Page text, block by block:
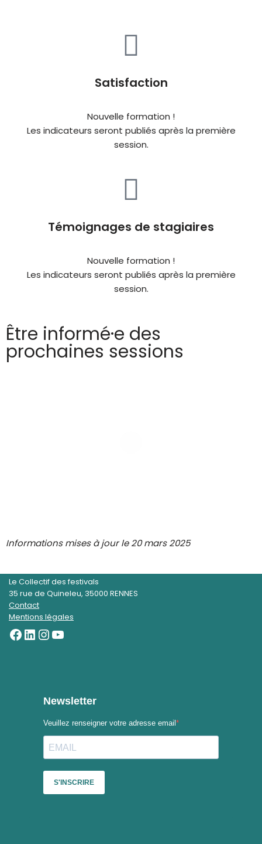
Satisfaction
Nouvelle formation !
Les indicateurs seront publiés après la première
session.
Témoignages de stagiaires
Nouvelle formation !
Les indicateurs seront publiés après la première
session.
Être informé·e des
prochaines sessions
Informations mises à jour le 20 mars 2025
Le Collectif des festivals
35 rue de Quineleu, 35000 RENNES
Contact
Mentions légales